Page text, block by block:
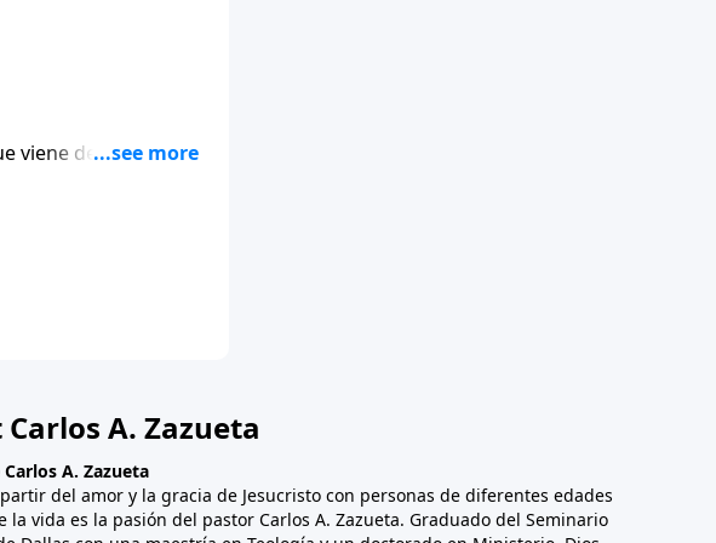
con el sello
viene de estar
vida libre de
Crecer en el
hacia la
ministró. Aliéntese
A. Zazueta
A. Zazueta
del amor y la gracia de Jesucristo con personas de diferentes edades
la vida es la pasión del pastor Carlos A. Zazueta. Graduado del Seminario